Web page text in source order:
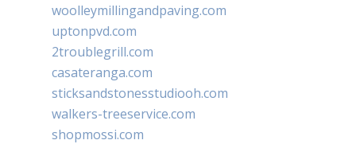
woolleymillingandpaving.com
uptonpvd.com
2troublegrill.com
casateranga.com
sticksandstonesstudiooh.com
walkers-treeservice.com
shopmossi.com